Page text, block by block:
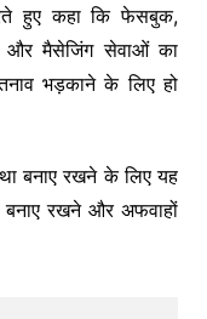
हुए कहा कि फेसबुक,
और मैसेजिंग सेवाओं का
भड़काने के लिए हो
बनाए रखने के लिए यह
रखने और अफवाहों